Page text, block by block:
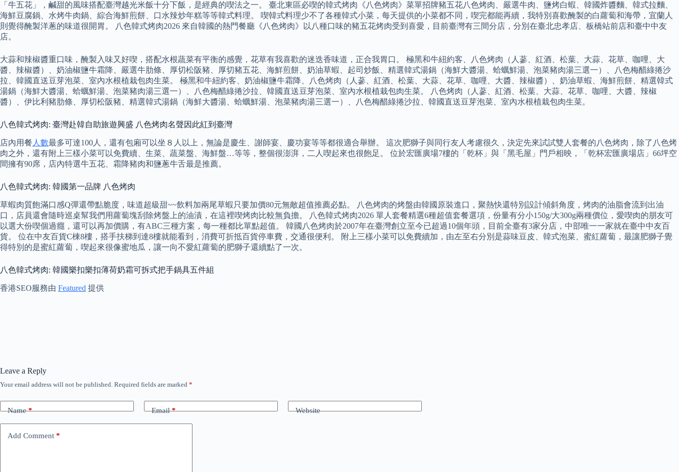
「牛五花」，鹹甜的風味搭配臺灣越光米飯十分下飯，是經典的喫法之一。 臺北東區必喫的韓式烤肉《八色烤肉》菜單招牌豬五花八色烤肉、嚴選牛肉、鹽烤白蝦、韓國炸醬麵、韓式拉麵、
海鮮豆腐鍋、水烤牛肉鍋、綜合海鮮煎餅、口水辣炒年糕等等韓式料理。 喫韓式料理少不了各種韓式小菜，每天提供的小菜都不同，喫完都能再續，我特別喜歡醃製的白蘿蔔和海帶，宜蘭人
則覺得醃製洋蔥的味道很開胃。 八色韓式烤肉2026 來自韓國的熱門餐廳《八色烤肉》以八種口味的豬五花烤肉受到喜愛，目前臺灣有三間分店，分別在臺北忠孝店、板橋站前店和臺中中友
店。
大蒜和辣椒醬重口味，醃製入味又好喫，搭配水根蔬菜有平衡的感覺，花草有我喜歡的迷迭香味道，正合我胃口。 極黑和牛紐約客、八色烤肉（人蔘、紅酒、松葉、大蒜、花草、咖哩、大
醬、辣椒醬）、奶油椒鹽牛霜降、嚴選牛肋條、厚切松阪豬、厚切豬五花、海鮮煎餅、奶油草蝦、起司炒飯、精選韓式湯鍋（海鮮大醬湯、蛤蠣鮮湯、泡菜豬肉湯三選一）、八色梅醋綠捲沙
拉、韓國直送豆芽泡菜、室內水根植栽包肉生菜。 極黑和牛紐約客、奶油椒鹽牛霜降、八色烤肉（人蔘、紅酒、松葉、大蒜、花草、咖哩、大醬、辣椒醬）、奶油草蝦、海鮮煎餅、精選韓式
湯鍋（海鮮大醬湯、蛤蠣鮮湯、泡菜豬肉湯三選一）、八色梅醋綠捲沙拉、韓國直送豆芽泡菜、室內水根植栽包肉生菜。 八色烤肉（人蔘、紅酒、松葉、大蒜、花草、咖哩、大醬、辣椒
醬）、伊比利豬肋條、厚切松阪豬、精選韓式湯鍋（海鮮大醬湯、蛤蠣鮮湯、泡菜豬肉湯三選一）、八色梅醋綠捲沙拉、韓國直送豆芽泡菜、室內水根植栽包肉生菜。
八色韓式烤肉: 臺灣赴韓自助旅遊興盛 八色烤肉名聲因此紅到臺灣
店內用餐 人數最多可達100人，還有包廂可以坐８人以上，無論是慶生、謝師宴、慶功宴等等都很適合舉辦。 這次肥獅子與同行友人考慮很久，決定先來試試雙人套餐的八色烤肉，除了八色烤
肉之外，還有附上三樣小菜可以免費續、生菜、蔬菜盤、海鮮盤…等等，整個很澎湃，二人喫起來也很飽足。 位於宏匯廣場7樓的「乾杯」與「黑毛屋」門戶相映，「乾杯宏匯廣場店」66坪空
間擁有90席，店內特選牛五花、霜降豬肉和鹽蔥牛舌最是推薦。
八色韓式烤肉: 韓國第一品牌 八色烤肉
草蝦肉質飽滿口感Q彈還帶點脆度，味道超級甜~~飲料加兩尾草蝦只要加價80元無敵超值推薦必點。 八色烤肉的烤盤由韓國原裝進口，聚熱快還特別設計傾斜角度，烤肉的油脂會流到出油
口，店員還會隨時巡桌幫我們用蘿蔔塊刮除烤盤上的油漬，在這裡喫烤肉比較無負擔。 八色韓式烤肉2026 單人套餐精選6種超值套餐選項，份量有分小150g/大300g兩種價位，愛喫肉的朋友可
以選大份喫個過癮，還可以再加價購，有ABC三種方案，每一種都比單點超值。 韓國八色烤肉於2007年在臺灣創立至今已超過10個年頭，目前全臺有3家分店，中部唯一一家就在臺中中友百
貨。 位在中友百貨C棟8樓，搭手扶梯到達8樓就能看到，消費可折抵百貨停車費，交通很便利。 附上三樣小菜可以免費續加，由左至右分別是蒜味豆皮、韓式泡菜、蜜紅蘿蔔，最讓肥獅子覺
得特別的是蜜紅蘿蔔，喫起來很像蜜地瓜，讓一向不愛紅蘿蔔的肥獅子還續點了一次。
八色韓式烤肉: 韓國樂扣樂扣薄荷奶霜可拆式把手鍋具五件組
香港SEO服務由 Featured 提供
Leave a Reply
Your email address will not be published. Required fields are marked *
Name* Email* Website
Add Comment *